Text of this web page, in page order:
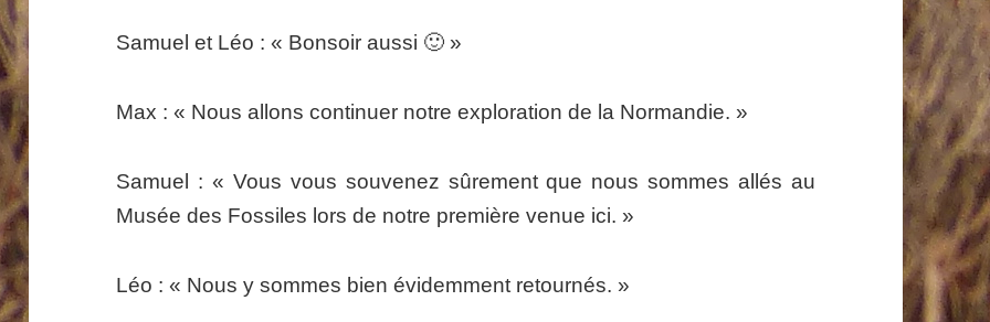
Samuel et Léo : « Bonsoir aussi 🙂 »
Max : « Nous allons continuer notre exploration de la Normandie. »
Samuel : « Vous vous souvenez sûrement que nous sommes allés au
Musée des Fossiles lors de notre première venue ici. »
Léo : « Nous y sommes bien évidemment retournés. »